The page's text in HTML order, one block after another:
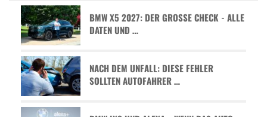
BMW X5 2027: DER GROSSE CHECK - ALLE D
ATEN UND …
NACH DEM UNFALL: DIESE FEHLER
SOLLTEN AUTOFAHRER …